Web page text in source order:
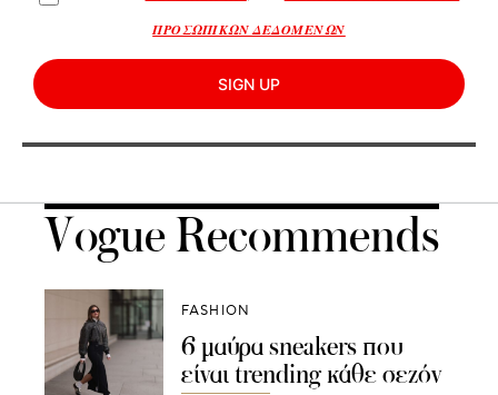
ΠΡΟΣΩΠΙΚΩΝ ΔΕΔΟΜΕΝΩΝ
SIGN UP
Vogue Recommends
FASHION
6 μαύρα sneakers που
είναι trending κάθε σεζόν